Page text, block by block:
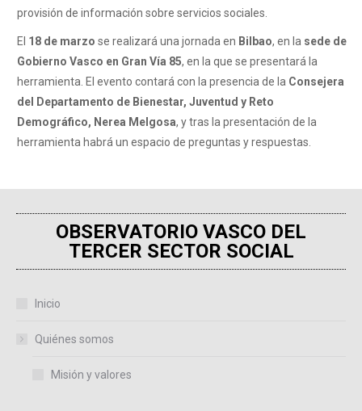
provisión de información sobre servicios sociales.
El 18 de marzo se realizará una jornada en Bilbao, en la sede de
Gobierno Vasco en Gran Vía 85, en la que se presentará la
herramienta. El evento contará con la presencia de la Consejera
del Departamento de Bienestar, Juventud y Reto
Demográfico, Nerea Melgosa, y tras la presentación de la
herramienta habrá un espacio de preguntas y respuestas.
OBSERVATORIO VASCO DEL
TERCER SECTOR SOCIAL
Inicio
Quiénes somos
Misión y valores